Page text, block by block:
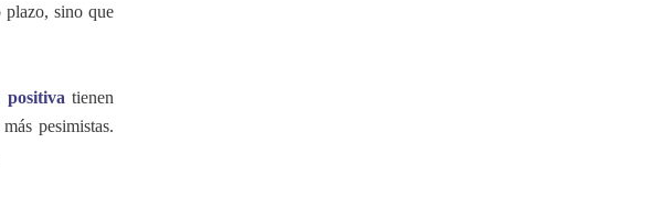
plazo, sino que
positiva tienen
pesimistas.